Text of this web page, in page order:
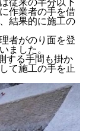
従来の半分以下
作業者の手を借
結果的に施工の
者がのり面を登
ました。
する手間も掛か
て施工の手を止